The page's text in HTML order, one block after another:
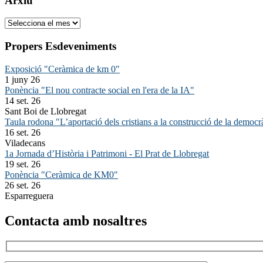
Arxiu
Propers Esdeveniments
Exposició "Ceràmica de km 0"
1 juny 26
Ponència "El nou contracte social en l'era de la IA"
14 set. 26
Sant Boi de Llobregat
Taula rodona "L’aportació dels cristians a la construcció de la
16 set. 26
Viladecans
1a Jornada d’Història i Patrimoni - El Prat de Llobregat
19 set. 26
Ponència "Ceràmica de KM0"
26 set. 26
Esparreguera
Contacta amb nosaltres